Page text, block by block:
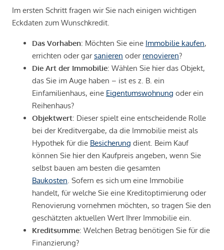
Im ersten Schritt fragen wir Sie nach einigen wichtigen
Eckdaten zum Wunschkredit.
Das Vorhaben: Möchten Sie eine Immobilie kaufen,
errichten oder garsanieren oder renovieren?
Die Art der Immobilie: Wählen Sie hier das Objekt,
das Sie im Auge haben – ist es z. B. ein
Einfamilienhaus, eine Eigentumswohnung oder ein
Reihenhaus?
Objektwert: Dieser spielt eine entscheidende Rolle
bei der Kreditvergabe, da die Immobilie meist als
Hypothek für die Besicherung dient. Beim Kauf
können Sie hier den Kaufpreis angeben, wenn Sie
selbst bauen am besten die gesamten
Baukosten . Sofern es sich um eine Immobilie
handelt, für welche Sie eine Kreditoptimierung oder
Renovierung vornehmen möchten, so tragen Sie den
geschätzten aktuellen Wert Ihrer Immobilie ein.
Kreditsumme: Welchen Betrag benötigen Sie für die
Finanzierung?